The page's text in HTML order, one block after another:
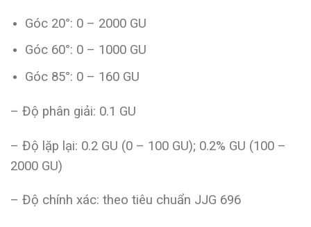
Góc 20°: 0 – 2000 GU
Góc 60°: 0 – 1000 GU
Góc 85°: 0 – 160 GU
– Độ phân giải: 0.1 GU
– Độ lặp lại: 0.2 GU (0 – 100 GU); 0.2% GU (100 –
2000 GU)
– Độ chính xác: theo tiêu chuẩn JJG 696